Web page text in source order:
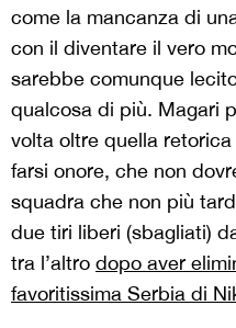
come la mancanza di
con il diventare il vero
sarebbe comunque
qualcosa di più. Magari
volta oltre quella
farsi onore, che non
squadra che non più
due tiri liberi (sbagliati)
tra l’altro dopo aver
favoritissima Serbia di